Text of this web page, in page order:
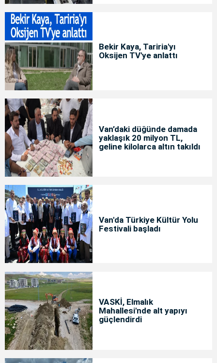
Bekir Kaya, Tariria'yı
Oksijen TV'ye anlattı
Van’daki düğünde damada
yaklaşık 20 milyon TL,
geline kilolarca altın takıldı
Van'da Türkiye Kültür Yolu
Festivali başladı
VASKİ, Elmalık
Mahallesi'nde alt yapıyı
güçlendirdi